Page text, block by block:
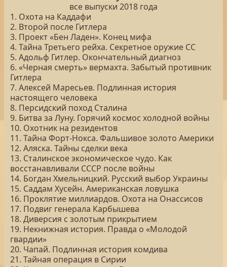
все выпуски 2018 года
1. Охота на Каддафи
2. Второй после Гитлера
3. Проект «Бен Ладен». Конец мифа
4. Тайна Третьего рейха. Секретное оружие СС
5. Адольф Гитлер. Окончательный диагноз
6. «Черная смерть» вермахта. Забытый противник
Гитлера
7. Алексей Маресьев. Подлинная история
настоящего человека
8. Персидский поход Сталина
9. Битва за Луну. Горячий космос холодной войны
10. Охотник на резидентов
11. Тайна Форт-Нокса. Фальшивое золото Америки
12. Аляска. Тайны сделки века
13. Сталинское экономическое чудо. Как
восстанавливали СССР после войны
14. Богдан Хмельницкий. Русский выбор Украины
15. Саддам Хусейн. Американская ловушка
16. Проклятие миллиардов. Охота на Онассисов
17. Подвиг генерала Карбышева
18. Диверсия с золотым прикрытием
19. Некнижная история. Правда о «Молодой
гвардии»
20. Чапай. Подлинная история комдива
21. Тайная операция в Сирии